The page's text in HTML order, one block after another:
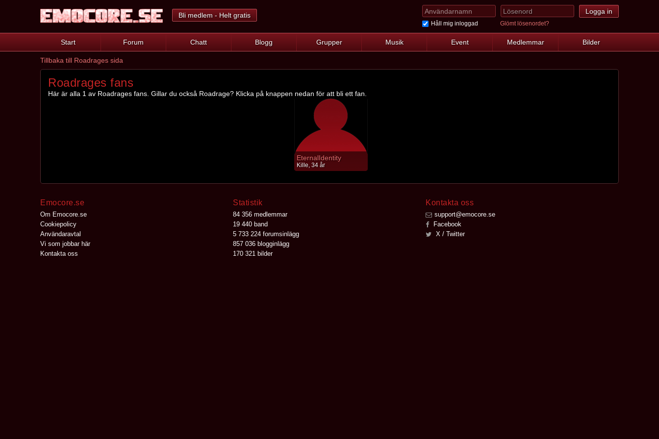
Bli medlem - Helt gratis
Håll mig inloggad Glömt lösenordet?
Start Forum Chatt Blogg Grupper Musik Event Medlemmar Bilder
Tillbaka till Roadrages sida
Roadrages fans
Här är alla 1 av Roadrages fans. Gillar du också Roadrage? Klicka på knappen nedan för att bli ett fan.
EternalIdentity
Kille, 34 år
Emocore.se
Om Emocore.se
Cookiepolicy
Användaravtal
Vi som jobbar här
Kontakta oss
Statistik
84 356 medlemmar
19 440 band
5 733 224 forumsinlägg
857 036 blogginlägg
170 321 bilder
Kontakta oss
support@emocore.se
Facebook
X / Twitter